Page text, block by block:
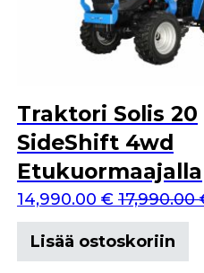
Traktori Solis 20
SideShift 4wd
Etukuormaajalla
14,990.00 € 17,990.00
Lisää ostoskoriin